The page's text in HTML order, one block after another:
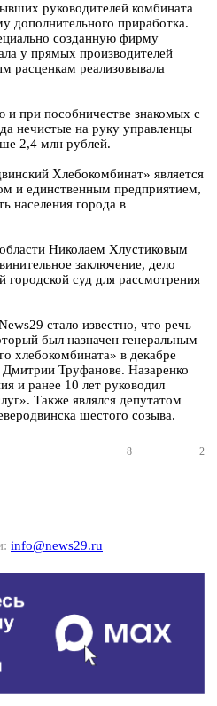
руководителей комбината
дополнительного приработка.
созданную фирму
у прямых производителей
расценкам реализовывала
и при пособничестве знакомых с
нечистые на руку управленцы
2,4 млн рублей.
Хлебокомбинат» является
и единственным предприятием,
населения города в
Николаем Хлустиковым
заключение, дело
городской суд для рассмотрения
стало известно, что речь
был назначен генеральным
хлебокомбината» в декабре
Дмитрии Труфанове. Назаренко
и ранее 10 лет руководил
Также являлся депутатом
шестого созыва.
8 2
info@news29.ru